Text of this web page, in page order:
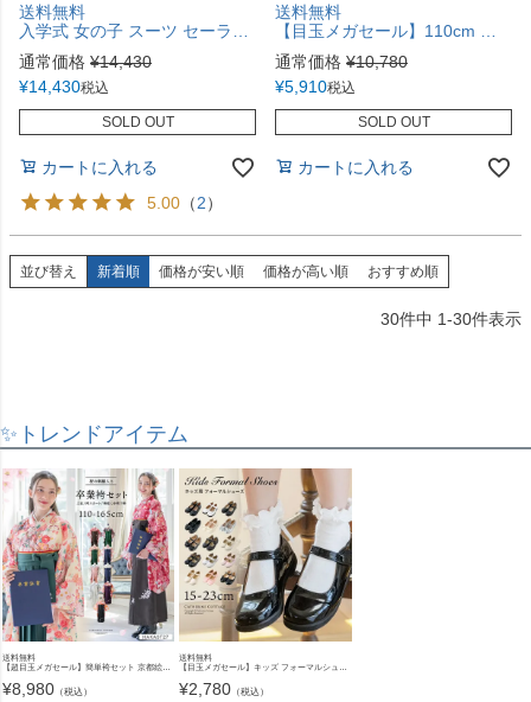
送料無料
入学式 女の子 スーツ セーラー衿 子供服 アンサンブル 女児スーツ Michelle Alfred TAK キッズ キャサリンコテージ小学生小学校
通常価格 ¥14,430
¥14,430税込
SOLD OUT
カートに入れる
5.00 （2）
送料無料
【目玉メガセール】110cm 黒のみ 在庫限り MICHELLE ALFRED 入学式 女の子ワンピースクリスタルプリーツブラックワンピース フォーマル 女児スーツ.EOP. TAK
通常価格 ¥10,780
¥5,910税込
SOLD OUT
カートに入れる
並び替え 新着順 価格が安い順 価格が高い順 おすすめ順
30件中 1-30件表示
✨トレンドアイテム
送料無料
【超目玉メガセール】簡単袴セット 京都絵師描き下ろし新柄 2025年3月卒業 着付け かんたん袴 袴セット 小学校 卒業式 卒園式 女の子 袴 保育園 年長袴 簡単着付け 刺繍入り 和装 着物 七五三 [
¥8,980 （税込）
送料無料
【目玉メガセール】キッズ フォーマルシューズ 子供靴 フォーマルシューズ 女の子 ワンストラップ かかとクッション入りで靴擦れしにくい キッズ 入学式 卒業式 TAK ドレスシューズ
¥2,780 （税込）